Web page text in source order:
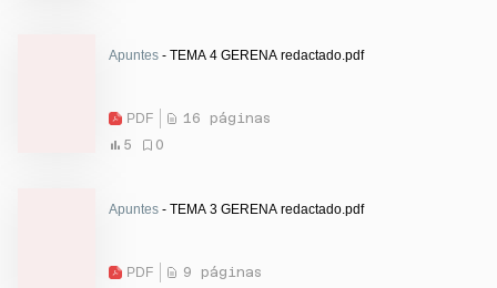
Apuntes - TEMA 4 GERENA redactado.pdf
PDF
16 páginas
5
0
Apuntes - TEMA 3 GERENA redactado.pdf
PDF
9 páginas